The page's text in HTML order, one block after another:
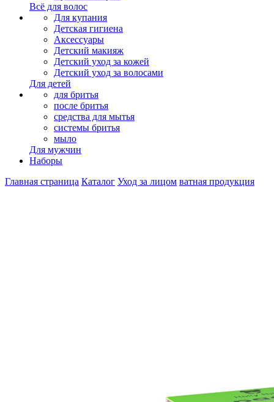
Всё для волос
Для купания
Детская гигиена
Аксессуары
Детский макияж
Детский уход за кожей
Детский уход за волосами
Для детей
для бритья
после бритья
средства для мытья
системы бритья
мыло
Для мужчин
Наборы
Главная страница Каталог Уход за лицом ватная продукция